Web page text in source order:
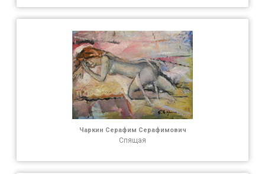
Чаркин Серафим Серафимович
Спящая